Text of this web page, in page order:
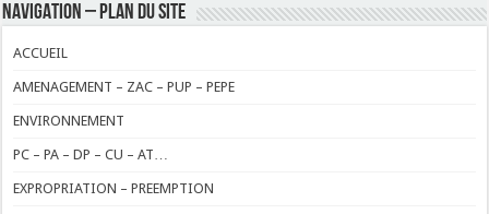
NAVIGATION – PLAN DU SITE
ACCUEIL
AMENAGEMENT – ZAC – PUP – PEPE
ENVIRONNEMENT
PC – PA – DP – CU – AT…
EXPROPRIATION – PREEMPTION